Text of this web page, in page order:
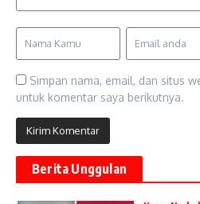
Simpan nama, email, dan situs
untuk komentar saya berikutnya.
Berita Unggulan